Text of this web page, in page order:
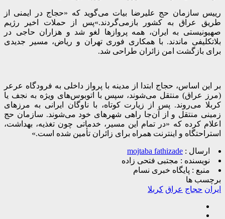
رییس سازمان حج علیرضا بیات می‌گوید که «حجاج در ایمنی از
طریق عراق به کشور بازمی‌گردند.»پس از حملات اخیر رژیم
صهیونیستی به ایران، همه پروازها لغو شد و هزاران حاجی در
بلاتکلیفی ماندند. با همکاری فوری تهران و ریاض، مسیر جدیدی
برای بازگشت امن زائران طراحی شد.
بر این اساس، حجاج ابتدا از مدینه با پرواز داخلی به فرودگاه عرعر
(مرز عراق) منتقل می‌شوند، سپس با اتوبوس‌های ویژه به نجف یا
کربلا می‌روند. پس از زیارت کوتاه، با ناوگان ایرانی به مرز‌های
زمینی منتقل و از آن‌جا راهی شهرهای خود می‌شوند. سازمان حج
اعلام کرده که «در تمام این مسیر، خدماتی چون تغذیه، بهداشت،
استراحتگاه و اینترنت همراه برای زائران تأمین شده است.»
ارسال : mojtaba fathizade
نویسنده : مجتبی فتحی زاده
منبع : پایگاه خبری نسام
برچسب ها
ایران حجاج عراق کربلا